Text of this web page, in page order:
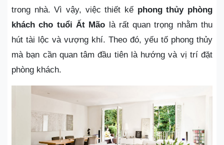
trong nhà. Vì vậy, việc thiết kế phong thủy phòng
khách cho tuổi Ất Mão là rất quan trọng nhằm thu
hút tài lộc và vượng khí. Theo đó, yếu tố phong thủy
mà bạn cần quan tâm đầu tiên là hướng và vị trí đặt
phòng khách.